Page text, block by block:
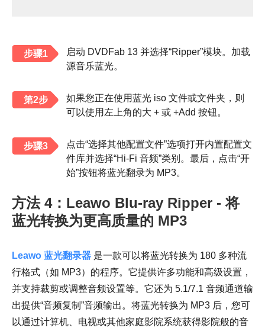
步骤1
启动 DVDFab 13 并选择“Ripper”模块。加载
源音乐蓝光。
第2步
如果您正在使用蓝光 iso 文件或文件夹，则
可以使用左上角的大 + 或 +Add 按钮。
步骤3
点击“选择其他配置文件”选项打开内置配置文
件库并选择“Hi-Fi 音频”类别。最后，点击“开
始”按钮将蓝光翻录为 MP3。
方法 4：Leawo Blu-ray Ripper - 将
蓝光转换为更高质量的 MP3
Leawo 蓝光翻录器 是一款可以将蓝光转换为 180 多种流
行格式（如 MP3）的程序。它提供许多功能和高级设置，
并支持裁剪或调整音频设置等。它还为 5.1/7.1 音频通道输
出提供“音频复制”音频输出。将蓝光转换为 MP3 后，您可
以通过计算机、电视或其他家庭影院系统获得影院般的音